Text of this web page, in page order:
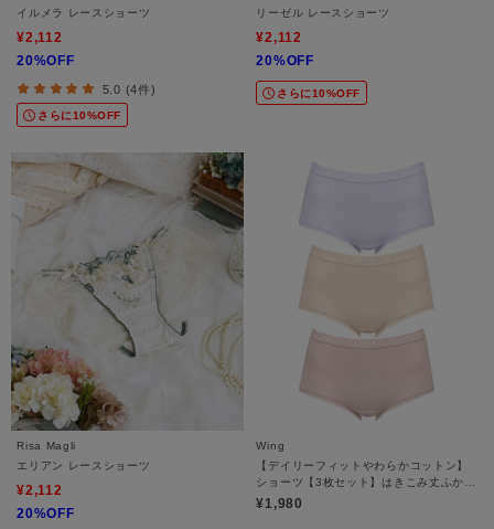
イルメラ レースショーツ
¥2,112
20%OFF
5.0 (4件)
さらに10%OFF
リーゼル レースショーツ
¥2,112
20%OFF
さらに10%OFF
Risa Magli
エリアン レースショーツ
¥2,112
20%OFF
Wing
【デイリーフィットやわらかコットン】
ショーツ【3枚セット】はきこみ丈ふかめ
EC3330
¥1,980